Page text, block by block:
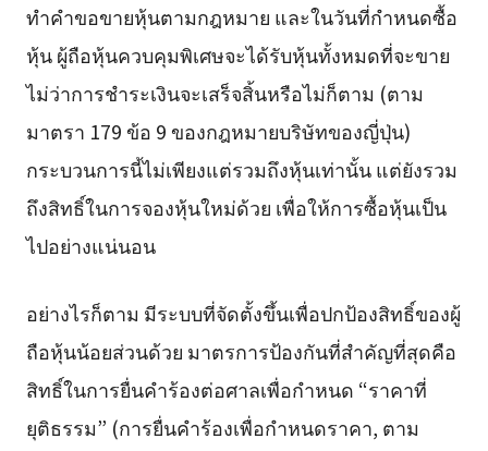
ทำคำขอขายหุ้นตามกฎหมาย และในวันที่กำหนดซื้อ
หุ้น ผู้ถือหุ้นควบคุมพิเศษจะได้รับหุ้นทั้งหมดที่จะขาย
ไม่ว่าการชำระเงินจะเสร็จสิ้นหรือไม่ก็ตาม (ตาม
มาตรา 179 ข้อ 9 ของกฎหมายบริษัทของญี่ปุ่น)
กระบวนการนี้ไม่เพียงแต่รวมถึงหุ้นเท่านั้น แต่ยังรวม
ถึงสิทธิ์ในการจองหุ้นใหม่ด้วย เพื่อให้การซื้อหุ้นเป็น
ไปอย่างแน่นอน
อย่างไรก็ตาม มีระบบที่จัดตั้งขึ้นเพื่อปกป้องสิทธิ์ของผู้
ถือหุ้นน้อยส่วนด้วย มาตรการป้องกันที่สำคัญที่สุดคือ
สิทธิ์ในการยื่นคำร้องต่อศาลเพื่อกำหนด “ราคาที่
ยุติธรรม” (การยื่นคำร้องเพื่อกำหนดราคา, ตาม